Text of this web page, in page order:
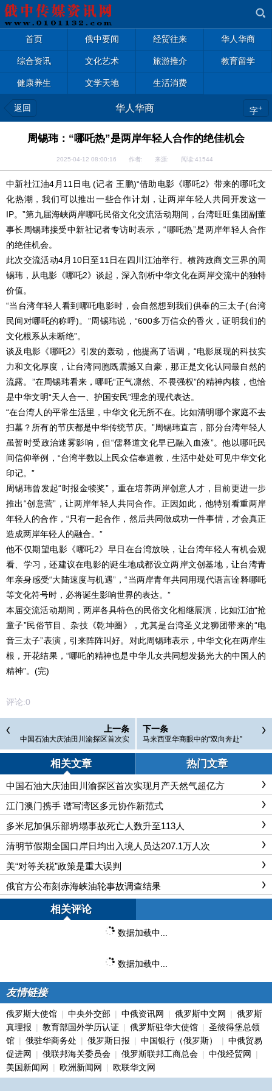
首页 俄中要闻 经贸往来 华人华商
综合资讯 文化艺术 旅游推介 教育留学
健康养生 文学天地 生活消费
返回 华人华商 字+
周锡玮：“哪吒热”是两岸年轻人合作的绝佳机会
2025-04-12 08:00:16 作者: 来源: 阅读:41544
中新社江油4月11日电 (记者 王鹏)“借助电影《哪吒2》带来的哪吒文
化热潮，我们可以推出一些合作计划，让两岸年轻人共同开发这一
IP。”第九届海峡两岸哪吒民俗文化交流活动期间，台湾旺旺集团副董
事长周锡玮接受中新社记者专访时表示，“哪吒热”是两岸年轻人合作
的绝佳机会。
此次交流活动4月10日至11日在四川江油举行。横跨政商文三界的周
锡玮，从电影《哪吒2》谈起，深入剖析中华文化在两岸交流中的独特
价值。
“当台湾年轻人看到哪吒电影时，会自然想到我们供奉的三太子(台湾
民间对哪吒的称呼)。”周锡玮说，“600多万信众的香火，证明我们的
文化根系从未断绝”。
谈及电影《哪吒2》引发的轰动，他提高了语调，“电影展现的科技实
力和文化厚度，让台湾同胞既震撼又自豪，那正是文化认同最自然的
流露。”在周锡玮看来，哪吒“正气凛然、不畏强权”的精神内核，也恰
是中华文明“天人合一、护国安民”理念的现代表达。
“在台湾人的平常生活里，中华文化无所不在。比如清明哪个家庭不去
扫墓？所有的节庆都是中华传统节庆。”周锡玮直言，部分台湾年轻人
虽暂时受政治迷雾影响，但“儒释道文化早已融入血液”。他以哪吒民
间信仰举例，“台湾半数以上民众信奉道教，生活中处处可见中华文化
印记。”
周锡玮曾发起“时报金犊奖”，重在培养两岸创意人才，目前更进一步
推出“创意营”，让两岸年轻人共同合作。正因如此，他特别看重两岸
年轻人的合作，“只有一起合作，然后共同做成功一件事情，才会真正
造成两岸年轻人的融合。”
他不仅期望电影《哪吒2》早日在台湾放映，让台湾年轻人有机会观
看、学习，还建议在电影的诞生地成都设立两岸文创基地，让台湾青
年亲身感受“大陆速度与机遇”，“当两岸青年共同用现代语言诠释哪吒
等文化符号时，必将诞生影响世界的表达。”
本届交流活动期间，两岸各具特色的民俗文化相继展演，比如江油“抢
童子”民俗节目、杂技《乾坤圈》，尤其是台湾圣义龙狮团带来的“电
音三太子”表演，引来阵阵叫好。对此周锡玮表示，中华文化在两岸生
根，开花结果，“哪吒的精神也是中华儿女共同想发扬光大的中国人的
精神”。(完)
评论:0
上一条
中国石油大庆油田川渝探区首次实
现月产天然气超亿方
下一条
马来西亚华商眼中的“双向奔赴”
相关文章 热门文章
中国石油大庆油田川渝探区首次实现月产天然气超亿方
江门澳门携手 谱写湾区多元协作新范式
多米尼加俱乐部坍塌事故死亡人数升至113人
清明节假期全国口岸日均出入境人员达207.1万人次
美“对等关税”政策是重大误判
俄官方公布刻赤海峡油轮事故调查结果
相关评论
数据加载中...
数据加载中...
友情链接
俄罗斯大使馆 | 中央外交部 | 中俄资讯网 | 俄罗斯中文网 | 俄罗斯
真理报 | 教育部国外学历认证 | 俄罗斯驻华大使馆 | 圣彼得堡总领
馆 | 俄驻华商务处 | 俄罗斯日报 | 中国银行（俄罗斯） | 中俄贸易
促进网 | 俄联邦海关委员会 | 俄罗斯联邦工商总会 | 中俄经贸网 |
美国新闻网 | 欧洲新闻网 | 欧联华文网